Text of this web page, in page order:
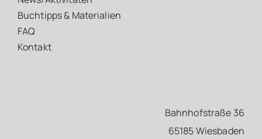
Buchtipps & Materialien
FAQ
Kontakt
Bahnhofstraße 36
65185 Wiesbaden